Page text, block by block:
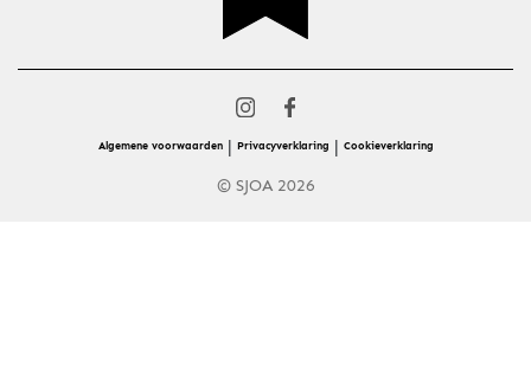
© SJOA 2026
Algemene voorwaarden | Privacyverklaring | Cookieverklaring